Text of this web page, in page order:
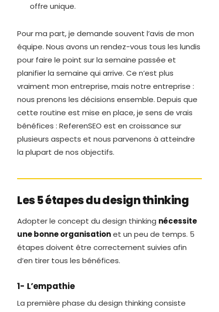
offre unique.
Pour ma part, je demande souvent l’avis de mon
équipe. Nous avons un rendez-vous tous les lundis
pour faire le point sur la semaine passée et
planifier la semaine qui arrive. Ce n’est plus
vraiment mon entreprise, mais notre entreprise :
nous prenons les décisions ensemble. Depuis que
cette routine est mise en place, je sens de vrais
bénéfices : ReferenSEO est en croissance sur
plusieurs aspects et nous parvenons à atteindre
la plupart de nos objectifs.
Les 5 étapes du design thinking
Adopter le concept du design thinking nécessite
une bonne organisationet un peu de temps. 5
étapes doivent être correctement suivies afin
d’en tirer tous les bénéfices.
1- L’empathie
La première phase du design thinking consiste